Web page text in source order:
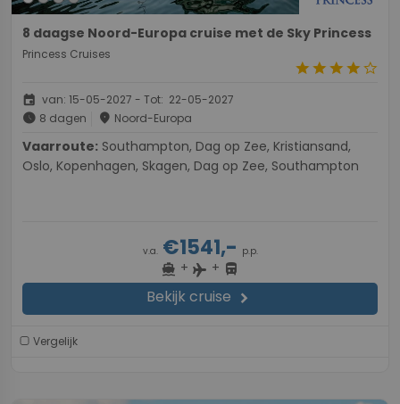
8 daagse Noord-Europa cruise met de Sky Princess
Princess Cruises
starstarstarstarstar_border
event van: 15-05-2027 - Tot: 22-05-2027
schedule 8 dagen place Noord-Europa
Vaarroute:
Oslo, Kopenhagen, Skagen, Dag op Zee, Southampton
v.a.€1541,- p.p.
directions_boat + flight + directions_bus
Bekijk cruise chevron_right
Vergelijk